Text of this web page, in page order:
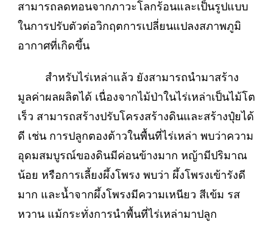
สามารถลดทอนจากภาวะโลกร้อนและเป็นรูปแบบ
ในการปรับตัวต่อวิกฤตการเปลี่ยนแปลงสภาพภูมิ
อากาศที่เกิดขึ้น
สำหรับไร่เหล่าแล้ว ยังสามารถนำมาสร้าง
มูลค่าผลผลิตได้ เนื่องจากไม้ป่าในไร่เหล่าเป็นไม้โต
เร็ว สามารถสร้างปรับโครงสร้างดินและสร้างปุ๋ยได้
ดี เช่น การปลูกตองต้าวในพื้นที่ไร่เหล่า พบว่าความ
อุดมสมบูรณ์ของดินมีค่อนข้างมาก หญ้ามีปริมาณ
น้อย หรือการเลี้ยงผึ้งโพรง พบว่า ผึ้งโพรงเข้ารังดี
มาก และน้ำจากผึ้งโพรงมีความเหนียว สีเข้ม รส
หวาน แม้กระทั่งการนำพื้นที่ไร่เหล่ามาปลูก